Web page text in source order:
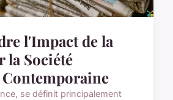
l'Impact de la
la Société
se définit principalement